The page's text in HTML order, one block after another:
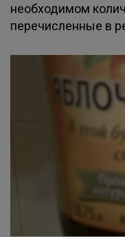
необходимом
перечисленные в